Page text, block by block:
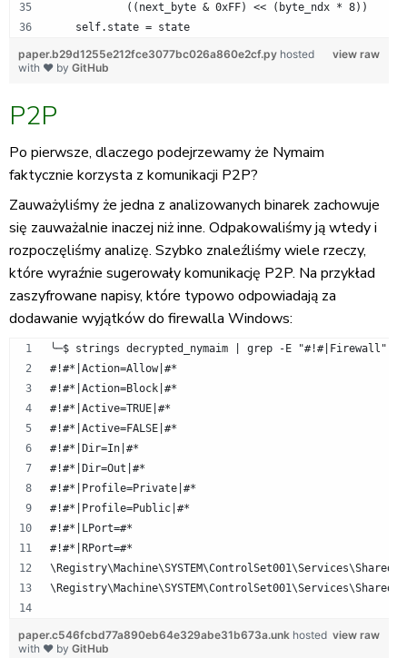
            ((next_byte & 0xFF) << (byte_ndx * 8))
    self.state = state
view raw
paper.b29d1255e212fce3077bc026a860e2cf.py hosted
with ❤ by GitHub
P2P
Po pierwsze, dlaczego podejrzewamy że Nymaim
faktycznie korzysta z komunikacji P2P?
Zauważyliśmy że jedna z analizowanych binarek zachowuje
się zauważalnie inaczej niż inne. Odpakowaliśmy ją wtedy i
rozpoczęliśmy analizę. Szybko znaleźliśmy wiele rzeczy,
które wyraźnie sugerowały komunikację P2P. Na przykład
zaszyfrowane napisy, które typowo odpowiadają za
dodawanie wyjątków do firewalla Windows:
╰─$ strings decrypted_nymaim | grep -E "#!#|Firewall"
#!#*|Action=Allow|#*
#!#*|Action=Block|#*
#!#*|Active=TRUE|#*
#!#*|Active=FALSE|#*
#!#*|Dir=In|#*
#!#*|Dir=Out|#*
#!#*|Profile=Private|#*
#!#*|Profile=Public|#*
#!#*|LPort=#*
#!#*|RPort=#*
view raw
paper.c546fcbd77a890eb64e329abe31b673a.unk hosted
with ❤ by GitHub